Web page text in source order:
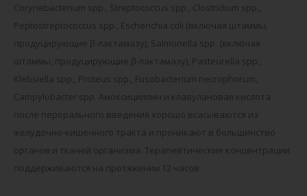
Corynebacterium spp., Streptococcus spp., Clostridium spp.,
Peptostreptococcus spp., Escherichia coli (включая штаммы,
продуцирующие β-лактамазу), Salmonella spp. (включая
штаммы, продуцирующие β-лактамазу), Pasteurella spp.,
Klebsiella spp., Proteus spp., Fusobacterium necrophorum,
Campylobacter spp. Амоксициллин и клавулановая кислота
после перорального введения хорошо всасываются из
желудочно-кишечного тракта и проникают в большинство
органов и тканей организма. Терапевтические концентрации
поддерживаются на протяжении 12 часов.